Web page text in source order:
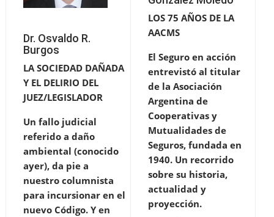
Dr. Osvaldo R.
Burgos
LA SOCIEDAD DAÑADA
Y EL DELIRIO DEL
JUEZ/LEGISLADOR
Un fallo judicial
referido a daño
ambiental (conocido
ayer), da pie a
nuestro columnista
para incursionar en el
nuevo Código. Y en
LOS 75 AÑOS DE LA
AACMS
El Seguro en acción
entrevistó al titular
de la Asociación
Argentina de
Cooperativas y
Mutualidades de
Seguros, fundada en
1940. Un recorrido
sobre su historia,
actualidad y
proyección.